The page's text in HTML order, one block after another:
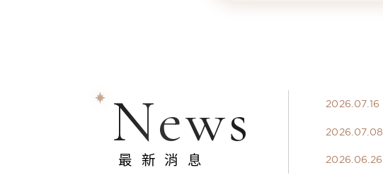
News
最新消息
2026.07.16
2026.07.08
2026.06.26